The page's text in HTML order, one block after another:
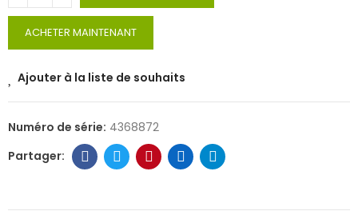
ACHETER MAINTENANT
Ajouter à la liste de souhaits
Numéro de série: 4368872